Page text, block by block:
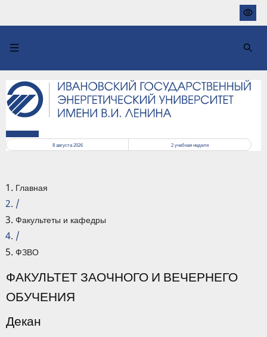
основному
8 августа 2026
2учебная неделя
Главная
/
Факультеты и кафедры
/
ФЗВО
ФАКУЛЬТЕТ ЗАОЧНОГО И ВЕЧЕРНЕГО
ОБУЧЕНИЯ
Декан